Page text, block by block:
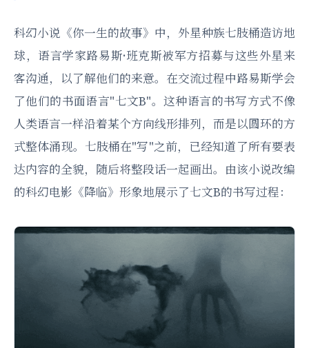
科幻小说《你一生的故事》中，外星种族七肢桶造访地
球，语言学家路易斯·班克斯被军方招募与这些外星来
客沟通，以了解他们的来意。在交流过程中路易斯学会
了他们的书面语言"七文B"。这种语言的书写方式不像
人类语言一样沿着某个方向线形排列，而是以圆环的方
式整体涌现。七肢桶在"写"之前，已经知道了所有要表
达内容的全貌，随后将整段话一起画出。由该小说改编
的科幻电影《降临》形象地展示了七文B的书写过程：